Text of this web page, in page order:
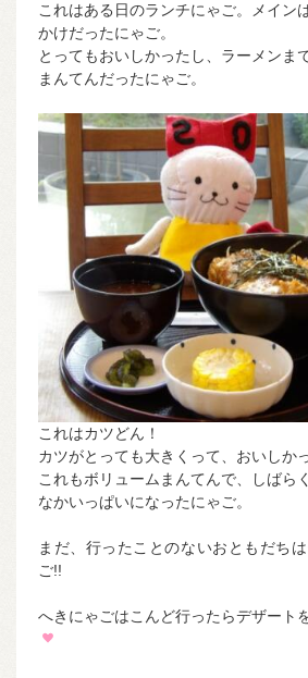
これはある日のランチにゃご。メイン
かけだったにゃご。
とってもおいしかったし、ラーメンま
まんてんだったにゃご。
これはカツどん！
カツがとっても大きくって、おいしか
これもボリュームまんてんで、しばら
なかいっぱいになったにゃご。
まだ、行ったことのないおともだち
ご!!
へきにゃごはこんど行ったらデザート